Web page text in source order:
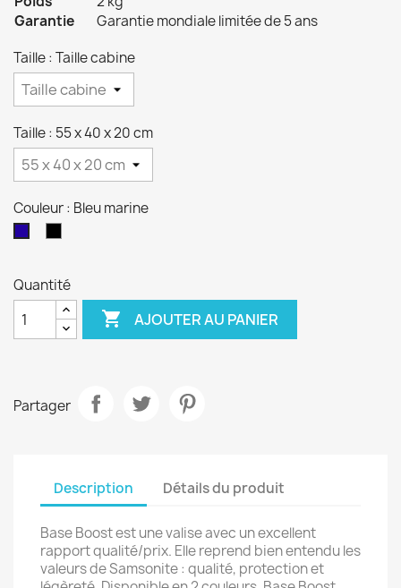
Garantie
Garantie mondiale limitée de 5 ans
Taille : Taille cabine
Taille : 55 x 40 x 20 cm
Couleur : Bleu marine
Quantité
 AJOUTER AU PANIER
Partager
Description Détails du produit
Base Boost est une valise avec un excellent
rapport qualité/prix. Elle reprend bien entendu les
valeurs de Samsonite : qualité, protection et